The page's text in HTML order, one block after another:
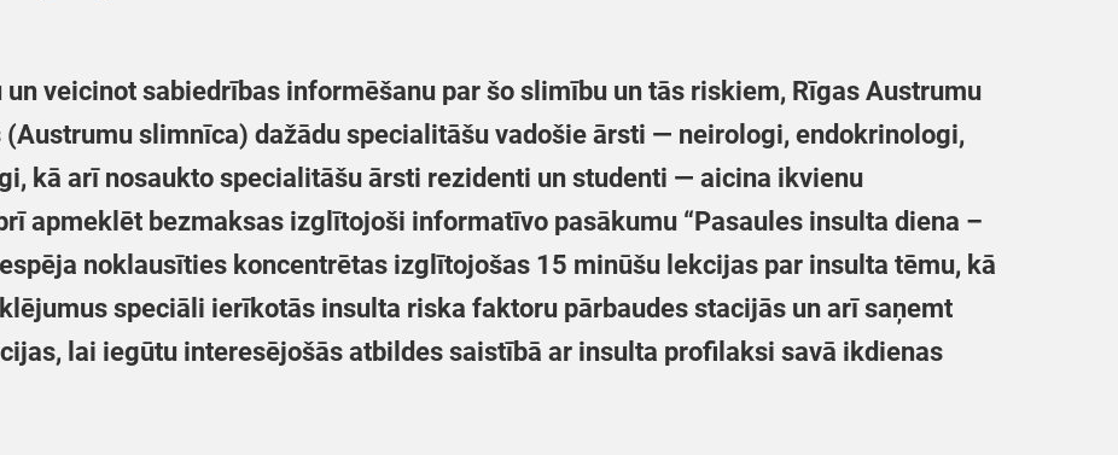
veicinot sabiedrības informēšanu par šo slimību un tās riskiem, Rīgas Austrumu
slimnīca) dažādu specialitāšu vadošie ārsti — neirologi, endokrinologi,
kā arī nosaukto specialitāšu ārsti rezidenti un studenti — aicina ikvienu
apmeklēt bezmaksas izglītojoši informatīvo pasākumu “Pasaules insulta diena –
noklausīties koncentrētas izglītojošas 15 minūšu lekcijas par insulta tēmu, kā
speciāli ierīkotās insulta riska faktoru pārbaudes stacijās un arī saņemt
lai iegūtu interesējošās atbildes saistībā ar insulta profilaksi savā ikdienas